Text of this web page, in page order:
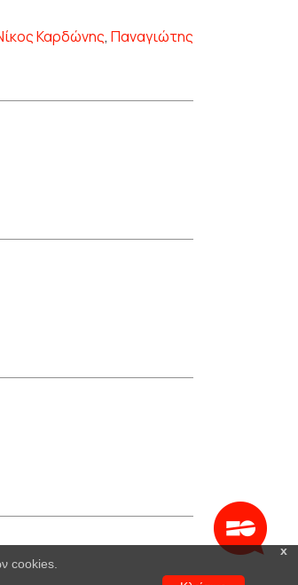
Καρδώνης, Παναγιώτης
x
cookies.